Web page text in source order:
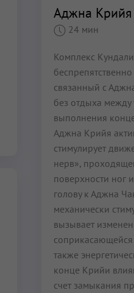
Аджна Крийя
24 мин
Комплекс
связанный с
без отдыха
выполнения
Аджна Крийя
стимулирует
нерв»,
поверхности ног
голову к Аджна
механически
вызывает
соприкасающейся
также
конце Крийи
счет замыкания